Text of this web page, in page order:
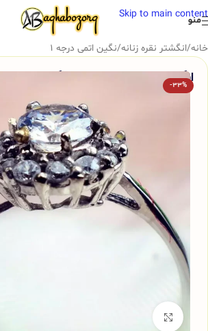
Skip to main content
منو
خانه/انگشتر نقره زنانه/نگین اتمی درجه 1
انگشتر نقره زنانه سولیتر با نگین زیبا، کد 448
-33%